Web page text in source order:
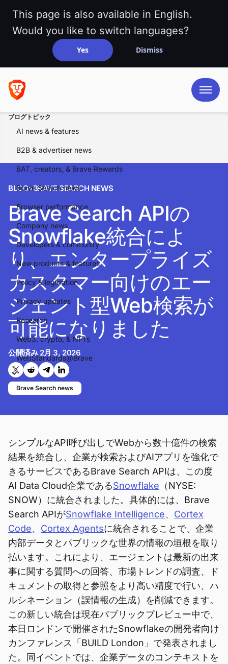
This page is also available in English.
Would you like to switch languages?
Yes Dismiss
ブログトピック
AI news & features
B2B & advertiser news
BAT, creators, & Brave Rewards
Brave Search news
Browser performance
Company news
Developers & community
New products & features
Policy & legislation
Privacy updates
Research
Web3, crypto, & NFTs
WebStandards@Brave
BLOG>BRAVE SEARCH NEWS
Brave Search APIの
Snowflake統合によ
り、エンタープライズ
カスタマー向けのエー
ジェント型Web検索が
可能になりました
公開済み 2月 3, 2026
Twitterで共有する
Reddit で共有
Telegramで共有
LinkedInで共有
Brave Search news
シンプルなAPI呼び出しでWebから数十億件の検索
結果を統合し、企業が検索およびAIアプリを強化で
きるサービスであるBrave Search APIは、この度
AI Data Cloud企業であるSnowflake （NYSE:
SNOW）に統合されました。具体的には、Brave
Search APIがSnowflake Intelligence、 Cortex
Code、 Cortex Agentsに統合されることで、企業
内部データとパブリックな世界の情報の垣根を取り
払います。これにより、エージェントは最新の出来
事に関する質問への回答、市場トレンドの調査、ド
キュメントの取得と参照をより高い精度で行い、ハ
ルシネーション（誤情報の生成）を削減できます。
この新しい統合は現在パブリックプレビュー中で、
本日ロンドンで開催されたSnowflakeの開発者向け
カンファレンス「BUILD London」で発表されまし
た。同イベントでは、企業データのコンテキストを